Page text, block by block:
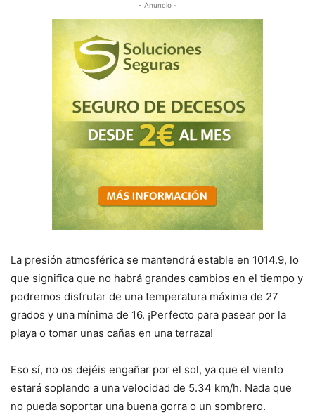
- Anuncio -
La presión atmosférica se mantendrá estable en 1014.9, lo
que significa que no habrá grandes cambios en el tiempo y
podremos disfrutar de una temperatura máxima de 27
grados y una mínima de 16. ¡Perfecto para pasear por la
playa o tomar unas cañas en una terraza!
Eso sí, no os dejéis engañar por el sol, ya que el viento
estará soplando a una velocidad de 5.34 km/h. Nada que
no pueda soportar una buena gorra o un sombrero.